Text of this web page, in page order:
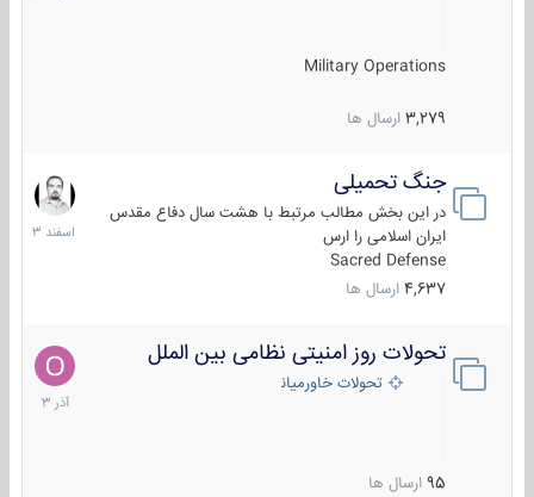
Military Operations
3,279 ارسال ها
جنگ تحمیلی
در این بخش مطالب مرتبط با هشت سال دفاع مقدس
ایران اسلامی را ارس
Sacred Defense
4,637 ارسال ها
20
اسفند
1403
تحولات روز امنیتی نظامی بین الملل
تحولات خاورمیانه
95 ارسال ها
21
آذر
1403